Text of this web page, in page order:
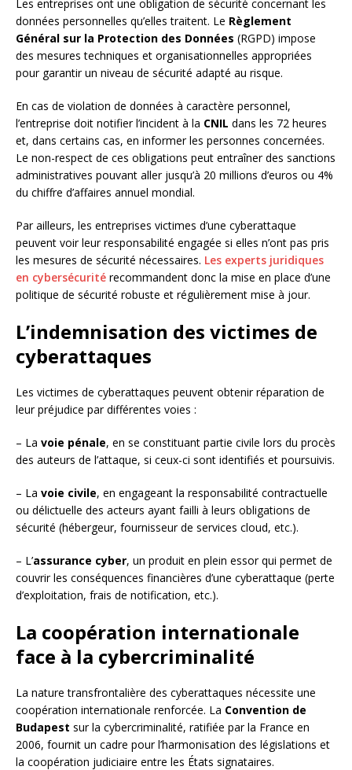
Les entreprises ont une obligation de sécurité concernant les
données personnelles qu’elles traitent. Le Règlement
Général sur la Protection des Données (RGPD) impose
des mesures techniques et organisationnelles appropriées
pour garantir un niveau de sécurité adapté au risque.
En cas de violation de données à caractère personnel,
l’entreprise doit notifier l’incident à la CNIL dans les 72 heures
et, dans certains cas, en informer les personnes concernées.
Le non-respect de ces obligations peut entraîner des sanctions
administratives pouvant aller jusqu’à 20 millions d’euros ou 4%
du chiffre d’affaires annuel mondial.
Par ailleurs, les entreprises victimes d’une cyberattaque
peuvent voir leur responsabilité engagée si elles n’ont pas pris
les mesures de sécurité nécessaires. Les experts juridiques
en cybersécurité recommandent donc la mise en place d’une
politique de sécurité robuste et régulièrement mise à jour.
L’indemnisation des victimes de
cyberattaques
Les victimes de cyberattaques peuvent obtenir réparation de
leur préjudice par différentes voies :
– La voie pénale, en se constituant partie civile lors du procès
des auteurs de l’attaque, si ceux-ci sont identifiés et poursuivis.
– La voie civile, en engageant la responsabilité contractuelle
ou délictuelle des acteurs ayant failli à leurs obligations de
sécurité (hébergeur, fournisseur de services cloud, etc.).
– L’assurance cyber, un produit en plein essor qui permet de
couvrir les conséquences financières d’une cyberattaque (perte
d’exploitation, frais de notification, etc.).
La coopération internationale
face à la cybercriminalité
La nature transfrontalière des cyberattaques nécessite une
coopération internationale renforcée. La Convention de
Budapest sur la cybercriminalité, ratifiée par la France en
2006, fournit un cadre pour l’harmonisation des législations et
la coopération judiciaire entre les États signataires.